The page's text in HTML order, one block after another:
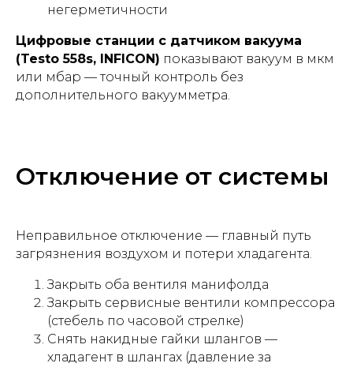
негерметичности
Цифровые станции с датчиком вакуума
(Testo 558s, INFICON) показывают вакуум в мкм
или мбар — точный контроль без
дополнительного вакуумметра.
Отключение от системы
Неправильное отключение — главный путь
загрязнения воздухом и потери хладагента.
Закрыть оба вентиля манифолда
Закрыть сервисные вентили компрессора
(стебель по часовой стрелке)
Снять накидные гайки шлангов —
хладагент в шлангах (давление за